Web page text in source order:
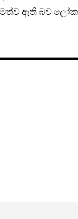
ඇති බව ලෝක